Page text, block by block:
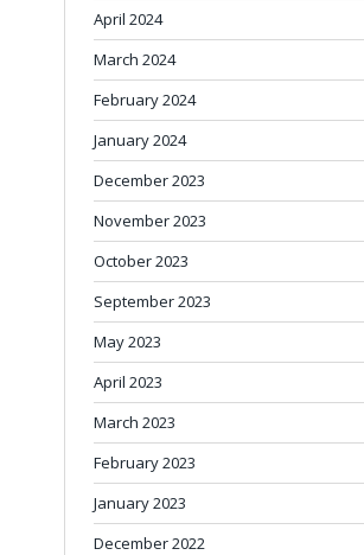
April 2024
March 2024
February 2024
January 2024
December 2023
November 2023
October 2023
September 2023
May 2023
April 2023
March 2023
February 2023
January 2023
December 2022